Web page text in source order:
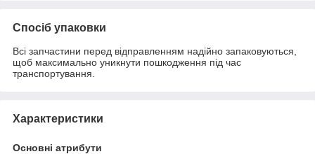
Спосіб упаковки
Всі запчастини перед відправленням надійно запаковуються,
щоб максимально уникнути пошкодження під час
транспортування.
Характеристики
Основні атрибути